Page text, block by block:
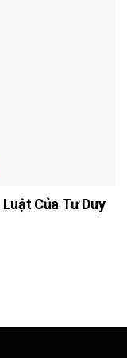
Của Tư Duy